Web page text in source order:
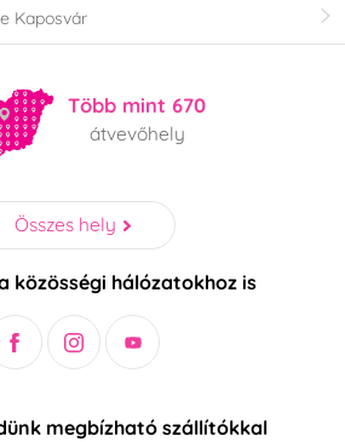
Kaposvár
Több mint 670
átvevőhely
Összes hely
közösségi hálózatokhoz is
megbízható szállítókkal